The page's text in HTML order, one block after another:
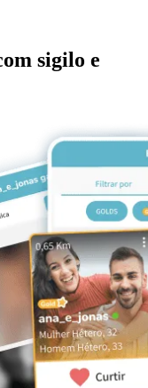
sigilo e